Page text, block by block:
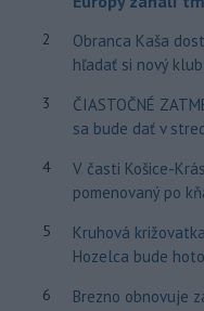
2
Obranca Kaša
hľadať si nový klub
3
ČIASTOČNÉ
sa bude dať v
4
V časti Košice-
pomenovaný po
5
Kruhová
Hozelca bude
6 Brezno obnovuje